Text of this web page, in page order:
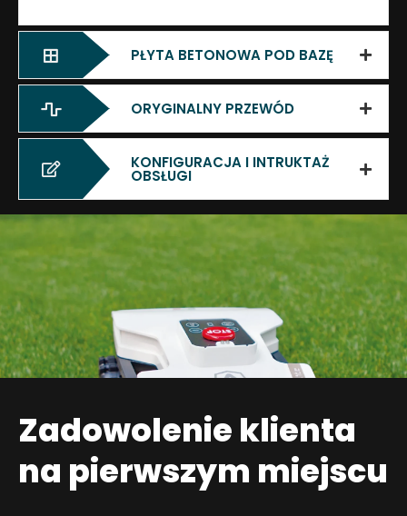
PŁYTA BETONOWA POD BAZĘ
ORYGINALNY PRZEWÓD
KONFIGURACJA I INTRUKTAŻ
OBSŁUGI
Zadowolenie klienta
na pierwszym miejscu